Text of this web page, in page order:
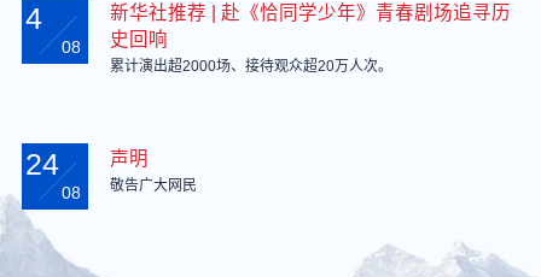
4
08
新华社推荐 | 赴《恰同学少年》青春剧场追寻历
史回响
累计演出超2000场、接待观众超20万人次。
24
08
声明
敬告广大网民